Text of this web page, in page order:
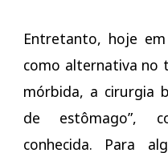
Entretanto, hoje
como alternativa no
mórbida, a cirurgia
de estômago”,
conhecida. Para